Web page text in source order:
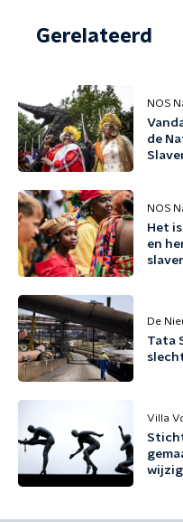
Gerelateerd
NOS
de
NOS
Het
en
De
Tata
Villa